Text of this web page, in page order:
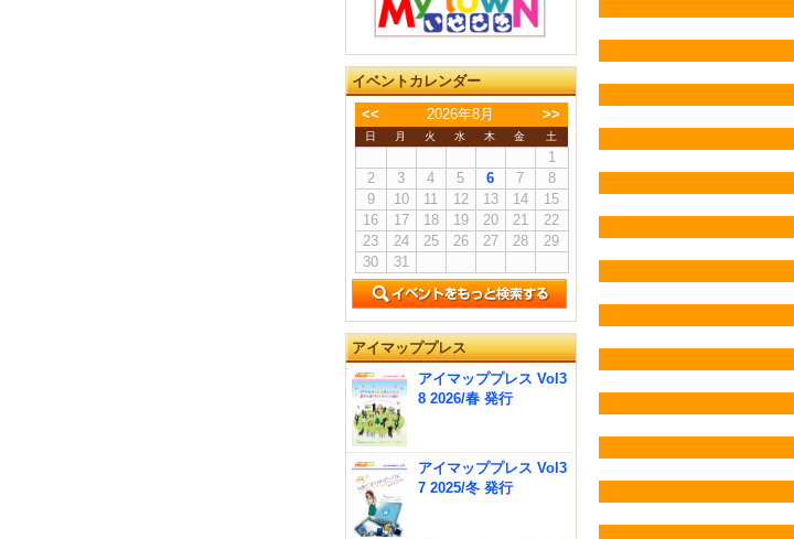
イベントカレンダー
<<
2026年8月 >>
日 月 火 水 木 金 土
1
2
3 4 5 6 7
8
9
10 11 12 13 14
15
16
17 18 19 20 21
22
23
24 25 26 27 28
29
30
31
アイマッププレス
アイマッププレス Vol3
8 2026/春 発行
アイマッププレス Vol3
7 2025/冬 発行